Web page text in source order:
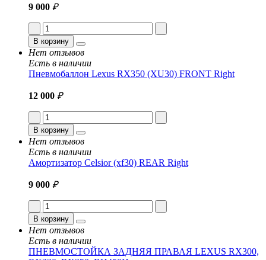
9 000 ₽
В корзину
Нет отзывов
Есть в наличии
Пневмобаллон Lexus RX350 (XU30) FRONT Right
12 000 ₽
В корзину
Нет отзывов
Есть в наличии
Амортизатор Celsior (xf30) REAR Right
9 000 ₽
В корзину
Нет отзывов
Есть в наличии
ПНЕВМОСТОЙКА ЗАДНЯЯ ПРАВАЯ LEXUS RX300,